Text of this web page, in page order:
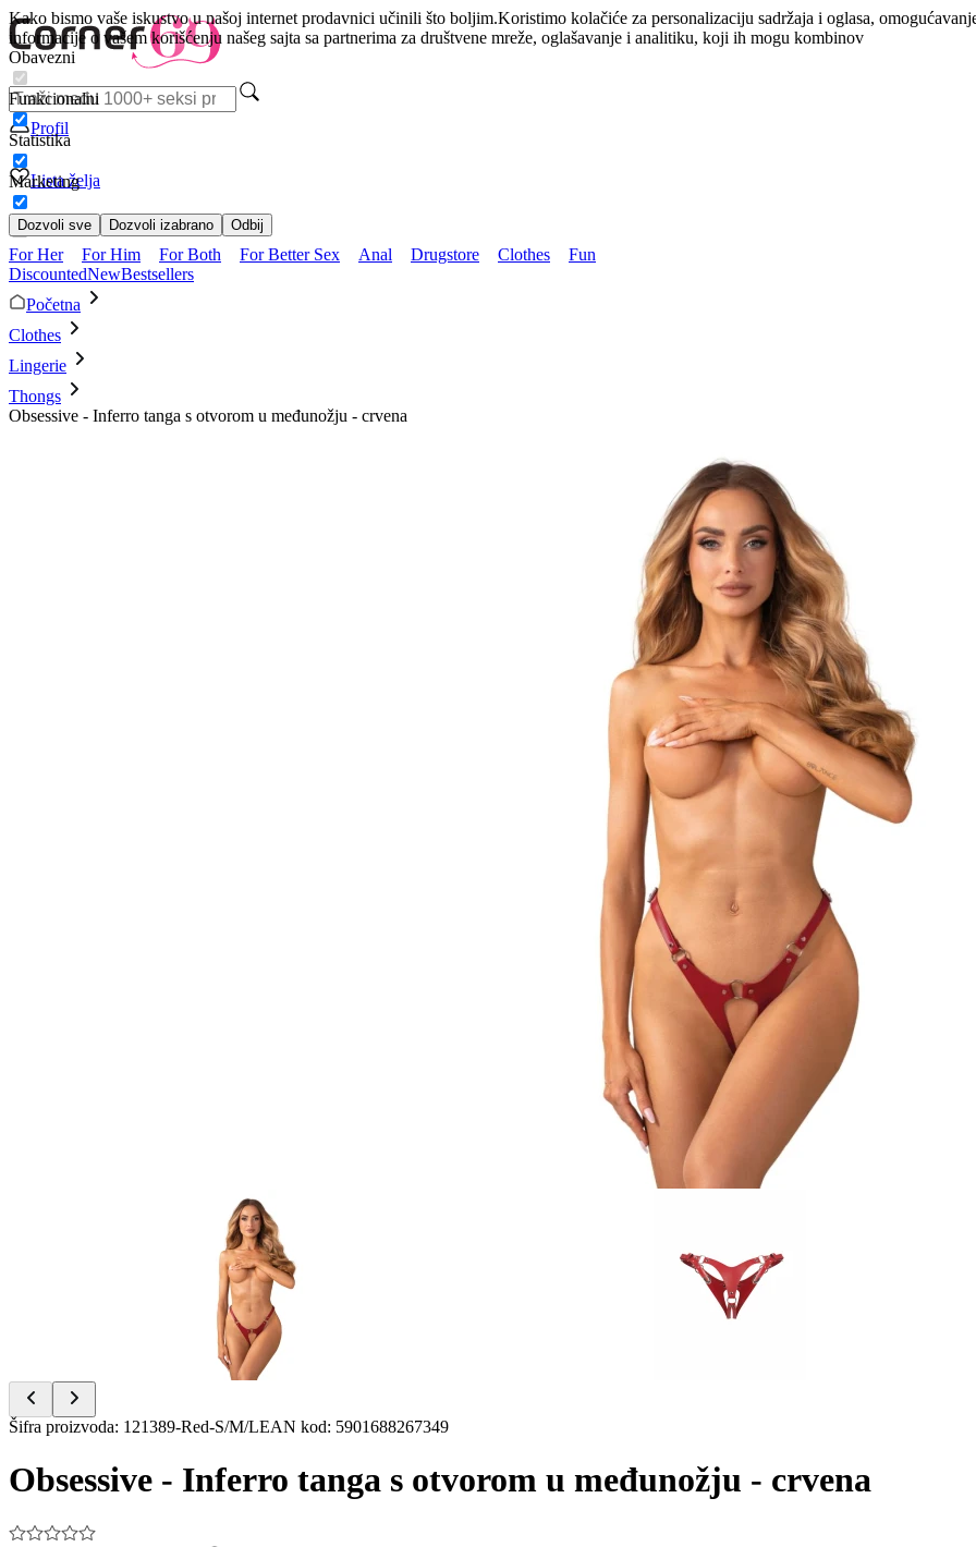
Kako bismo vaše iskustvo u našoj internet prodavnici učinili što boljim.Koristimo kolačiće za personalizaciju sadržaja i oglasa,
informacije o vašem korišćenju našeg sajta sa partnerima za društvene mreže, oglašavanje i analitiku, koji ih mogu kombinov
Obavezni
Funkcionalni
Statistika
Marketing
Dozvoli sve Dozvoli izabrano Odbij
Profil
Lista želja
For Her For Him For Both For Better Sex Anal Drugstore Clothes
Fun
DiscountedNewBestsellers
Početna
Clothes
Lingerie
Thongs
Obsessive - Inferro tanga s otvorom u međunožju - crvena
Item
of
7
Šifra proizvoda: 121389-Red-S/M/LEAN kod: 5901688267349
Obsessive - Inferro tanga s otvorom u međunožju - crvena